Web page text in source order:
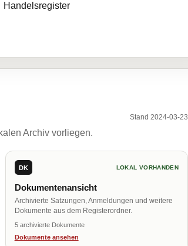
Handelsregister
Stand 2024-03-23
Archiv vorliegen.
DK LOKAL VORHANDEN
Dokumentenansicht
Archivierte Satzungen, Anmeldungen und weitere
Dokumente aus dem Registerordner.
5 archivierte Dokumente
Dokumente ansehen